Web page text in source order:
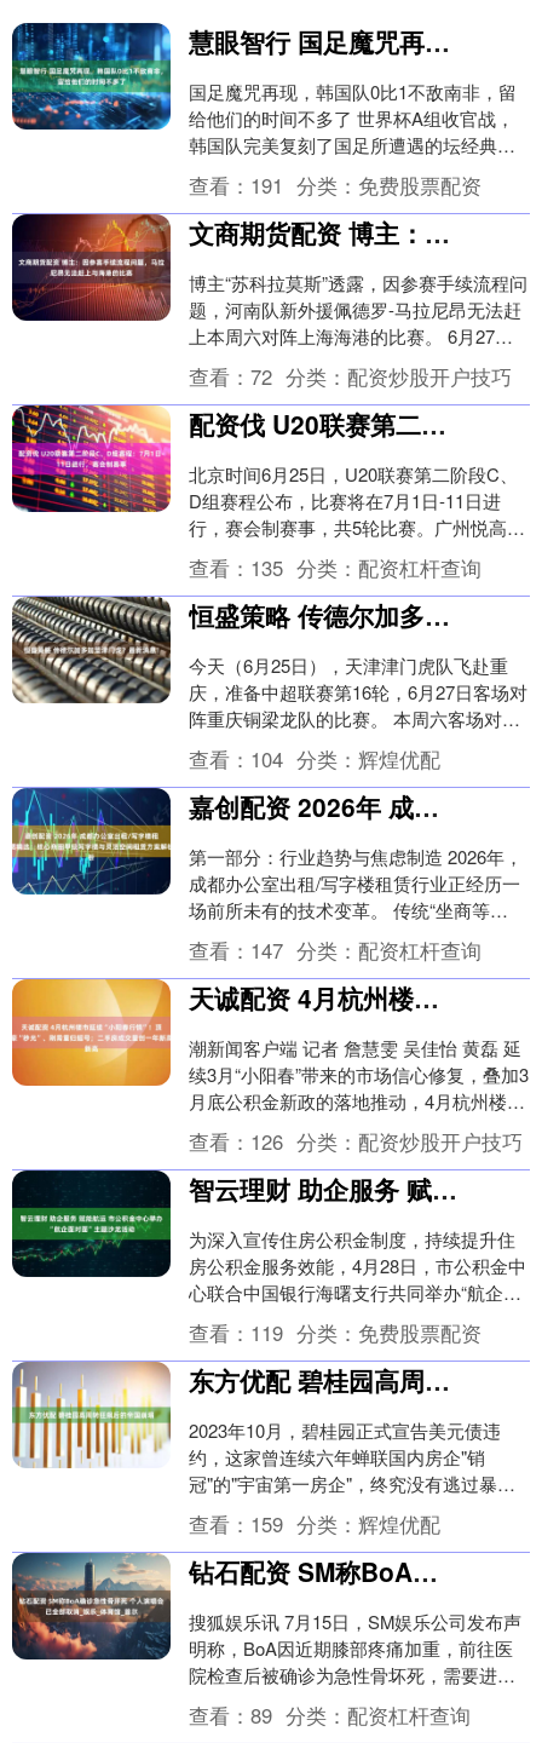
慧眼智行 国足魔咒再现，韩国队0比1不敌南非，留给他们的时间不多了
国足魔咒再现，韩国队0比1不敌南非，留
给他们的时间不多了 世界杯A组收官战，
韩国队完美复刻了国足所遭遇的坛经典魔
咒：打平即出线=绝对翻车。手握不败就能
晋级的天胡....
查看： 191 分类： 免费股票配资
文商期货配资 博主：因参赛手续流程问题，马拉尼昂无法赶上与海港的比赛
博主“苏科拉莫斯”透露，因参赛手续流程问
题，河南队新外援佩德罗-马拉尼昂无法赶
上本周六对阵上海海港的比赛。 6月27日
晚19:35，中超联赛第16轮，河南队将坐....
查看： 72 分类： 配资炒股开户技巧
配资伐 U20联赛第二阶段C、D组赛程：7月1日-11日进行，赛会制赛事
北京时间6月25日，U20联赛第二阶段C、
D组赛程公布，比赛将在7月1日-11日进
行，赛会制赛事，共5轮比赛。广州悦高、
义乌商城学校、温州、天津棣华津英无缘
第二....
查看： 135 分类： 配资杠杆查询
恒盛策略 传德尔加多加盟津门虎？最新消息！
今天（6月25日），天津津门虎队飞赴重
庆，准备中超联赛第16轮，6月27日客场对
阵重庆铜梁龙队的比赛。 本周六客场对阵
重庆 最近几天，重庆阴雨绵绵，气象预报
显示....
查看： 104 分类： 辉煌优配
嘉创配资 2026年 成都办公室出租/写字楼租赁精选：核心商圈甲级写字楼与灵活空间租赁方案解析
第一部分：行业趋势与焦虑制造 2026年，
成都办公室出租/写字楼租赁行业正经历一
场前所未有的技术变革。 传统“坐商等
客”的租赁模式已彻底落伍，过去依靠一套
线下房....
查看： 147 分类： 配资杠杆查询
天诚配资 4月杭州楼市延续“小阳春行情”！顶豪“秒光”、刚需重归摇号；二手房成交量创一年新高
潮新闻客户端 记者 詹慧雯 吴佳怡 黄磊 延
续3月“小阳春”带来的市场信心修复，叠加3
月底公积金新政的落地推动，4月杭州楼市
热度再度攀升。 新房市场全面回暖——....
查看： 126 分类： 配资炒股开户技巧
智云理财 助企服务 赋能航运 市公积金中心举办“航企面对面”主题沙龙活动
为深入宣传住房公积金制度，持续提升住
房公积金服务效能，4月28日，市公积金中
心联合中国银行海曙支行共同举办“航企面
对面”主题沙龙活动，15家航运企业负责人
及财务....
查看： 119 分类： 免费股票配资
东方优配 碧桂园高周转狂飙后的帝国崩塌
2023年10月，碧桂园正式宣告美元债违
约，这家曾连续六年蝉联国内房企"销
冠"的"宇宙第一房企"，终究没有逃过暴雷
的命运。 从巅峰时期7588亿元的年销售
额，到....
查看： 159 分类： 辉煌优配
钻石配资 SM称BoA确诊急性骨坏死 个人演唱会已全部取消_娱乐_体育馆_首尔
搜狐娱乐讯 7月15日，SM娱乐公司发布声
明称，BoA因近期膝部疼痛加重，前往医
院检查后被确诊为急性骨坏死，需要进行
手术治疗，且BoA原定于8月30日至31日
在....
查看： 89 分类： 配资杠杆查询